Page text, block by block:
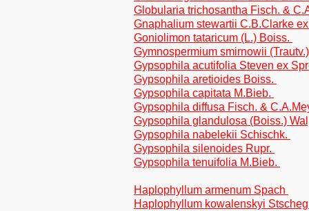
Globularia trichosantha Fisch. &
Gnaphalium stewartii C.B.Clarke
Goniolimon tataricum (L.) Boiss.
Gymnospermium smirnowii
Gypsophila acutifolia Steven ex
Gypsophila aretioides Boiss.
Gypsophila capitata M.Bieb.
Gypsophila diffusa Fisch. &
Gypsophila glandulosa (Boiss.)
Gypsophila nabelekii Schischk.
Gypsophila silenoides Rupr.
Gypsophila tenuifolia M.Bieb.
Haplophyllum armenum Spach
Haplophyllum kowalenskyi